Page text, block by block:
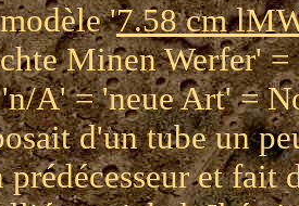
'7.58 cm
Minen Werfer' =
A' = 'neue Art' =
d'un tube un
et fait